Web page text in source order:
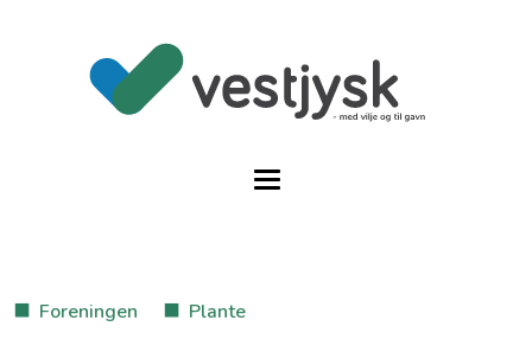
Foreningen Plante